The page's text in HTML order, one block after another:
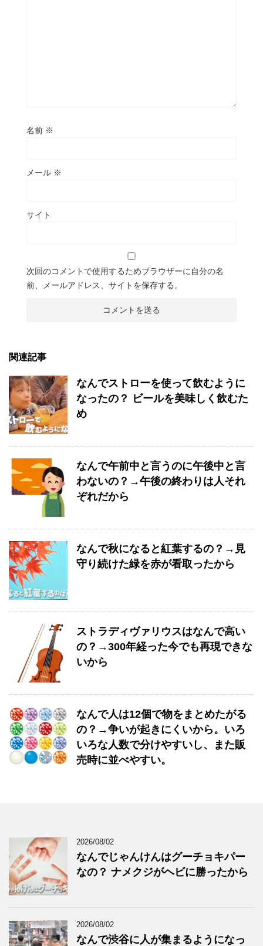
名前 ※
メール ※
サイト
次回のコメントで使用するためブラウザーに自分の名
前、メールアドレス、サイトを保存する。
関連記事
なんでストローを使って飲むように
なったの？ ビールを美味しく飲むた
め
なんで午前中と言うのに午後中と言
わないの？→午後の終わりは人それ
ぞれだから
なんで秋になると紅葉するの？→見
守り続けた緑を赤が看取ったから
ストラディヴァリウスはなんで高い
の？→300年経った今でも再現できな
いから
なんで人は12個で物をまとめたがる
の？→争いが起きにくいから。いろ
いろな人数で分けやすいし、また販
売時に並べやすい。
2026/08/02
なんでじゃんけんはグーチョキパー
なの？ ナメクジがヘビに勝ったから
2026/08/02
なんで渋谷に人が集まるようになっ